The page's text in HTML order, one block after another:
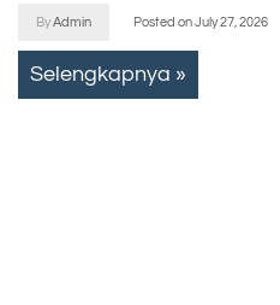
ByAdmin Posted onJuly 27, 2026
Selengkapnya »